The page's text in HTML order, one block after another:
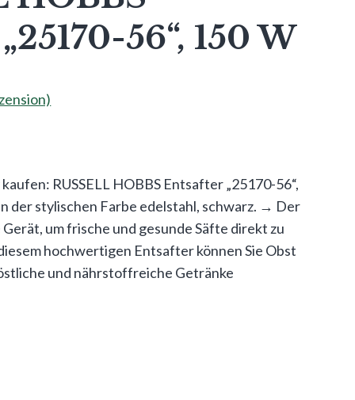
56“, 150 W
RUSSELL HOBBS Entsafter „25170-56“,
der stylischen Farbe edelstahl, schwarz. → Der
um frische und gesunde Säfte direkt zu
hochwertigen Entsafter können Sie Obst
und nährstoffreiche Getränke